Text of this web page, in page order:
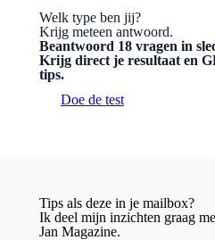
Welk type ben jij?
Krijg meteen antwoord.
Beantwoord 18 vragen in
Krijg direct je resultaat en
tips.
Doe de test
Tips als deze in je mailbox?
Ik deel mijn inzichten graag
Jan Magazine.